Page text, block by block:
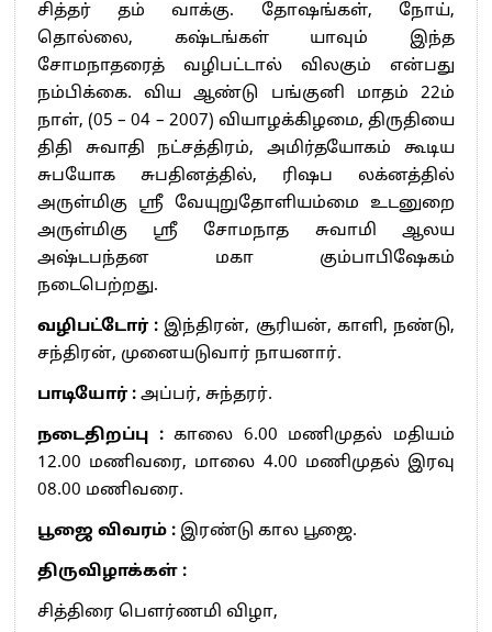
சித்தர் தம் வாக்கு. தோஷங்கள், நோய்,
தொல்லை, கஷ்டங்கள் யாவும் இந்த
சோமநாதரைத் வழிபட்டால் விலகும் என்பது
நம்பிக்கை. விய ஆண்டு பங்குனி மாதம் 22ம்
நாள், (05 – 04 – 2007) வியாழக்கிழமை, திருதியை
திதி சுவாதி நட்சத்திரம், அமிர்தயோகம் கூடிய
சுபயோக சுபதினத்தில், ரிஷப லக்னத்தில்
அருள்மிகு ஸ்ரீ வேயுறுதோளியம்மை உடனுறை
அருள்மிகு ஸ்ரீ சோமநாத சுவாமி ஆலய
அஷ்டபந்தன மகா கும்பாபிஷேகம்
நடைபெற்றது.
வழிபட்டோர் : இந்திரன், சூரியன், காளி, நண்டு,
சந்திரன், முனையடுவார் நாயனார்.
பாடியோர் : அப்பர், சுந்தரர்.
நடைதிறப்பு :காலை 6.00 மணிமுதல் மதியம்
12.00 மணிவரை, மாலை 4.00 மணிமுதல் இரவு
08.00 மணிவரை.
பூஜை விவரம் : இரண்டு கால பூஜை.
திருவிழாக்கள் :
சித்திரை பௌர்ணமி விழா,